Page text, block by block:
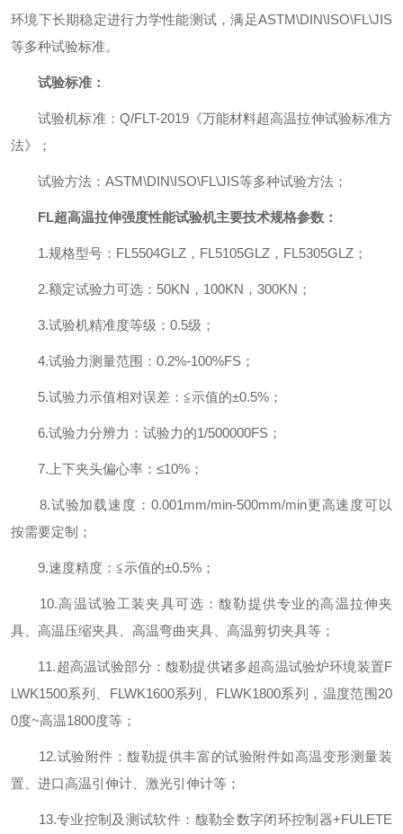
环境下长期稳定进行力学性能测试，满足ASTM\DIN\ISO\FL\JIS
等多种试验标准。
试验标准：
试验机标准：Q/FLT-2019《万能材料超高温拉伸试验标准方
法》；
试验方法：ASTM\DIN\ISO\FL\JIS等多种试验方法；
FL超高温拉伸强度性能试验机主要技术规格参数 ：
1.规格型号：FL5504GLZ，FL5105GLZ，FL5305GLZ；
2.额定试验力可选：50KN，100KN，300KN；
3.试验机精准度等级：0.5级；
4.试验力测量范围：0.2%-100%FS；
5.试验力示值相对误差：≦示值的±0.5%；
6.试验力分辨力：试验力的1/500000FS；
7.上下夹头偏心率：≤10%；
8.试验加载速度：0.001mm/min-500mm/min更高速度可以
按需要定制；
9.速度精度：≦示值的±0.5%；
10.高温试验工装夹具可选：馥勒提供专业的高温拉伸夹
具、高温压缩夹具、高温弯曲夹具、高温剪切夹具等；
11.超高温试验部分：馥勒提供诸多超高温试验炉环境装置F
LWK1500系列、FLWK1600系列、FLWK1800系列，温度范围20
0度~高温1800度等；
12.试验附件：馥勒提供丰富的试验附件如高温变形测量装
置、进口高温引伸计、激光引伸计等；
13.专业控制及测试软件：馥勒全数字闭环控制器+FULETE